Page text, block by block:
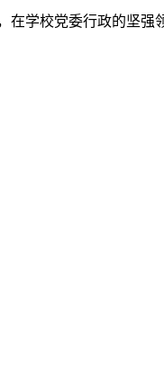
在学校党委行政的坚